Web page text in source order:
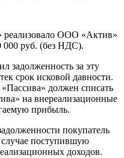
ООО «Актив»
000 руб. (без НДС).
задолженность за эту
срок исковой давности.
должен списать
на внереализационные
прибыль.
покупатель
случае поступившую
доходов.